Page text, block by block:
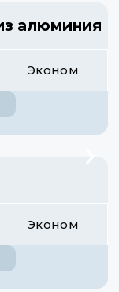
алюминия
Эконом
Эконом